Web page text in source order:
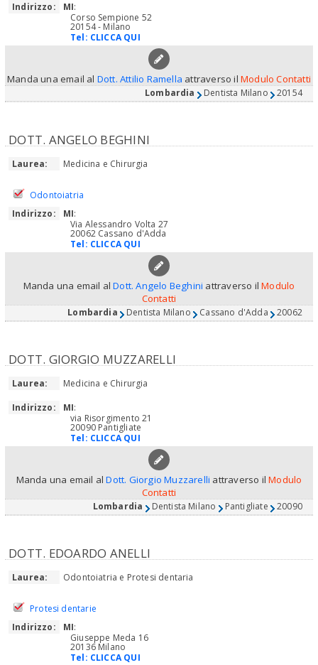
Indirizzo:
MI:
Corso Sempione 52
20154 - Milano
Tel: CLICCA QUI
Manda una email al Dott. Attilio Ramella attraverso il Modulo Contatti
Lombardia Dentista Milano 20154
DOTT. ANGELO BEGHINI
Laurea: Medicina e Chirurgia
Odontoiatria
Indirizzo:
MI:
Via Alessandro Volta 27
20062 Cassano d'Adda
Tel: CLICCA QUI
Manda una email alDott. Angelo Beghini attraverso ilModulo
Contatti
Lombardia Dentista Milano Cassano d'Adda 20062
DOTT. GIORGIO MUZZARELLI
Laurea:
Medicina e Chirurgia
Indirizzo:
MI:
via Risorgimento 21
20090 Pantigliate
Tel: CLICCA QUI
Manda una email alDott. Giorgio Muzzarelli attraverso ilModulo
Contatti
Lombardia Dentista Milano Pantigliate 20090
DOTT. EDOARDO ANELLI
Laurea: Odontoiatria e Protesi dentaria
Protesi dentarie
Indirizzo:
MI:
Giuseppe Meda 16
20136 Milano
Tel: CLICCA QUI